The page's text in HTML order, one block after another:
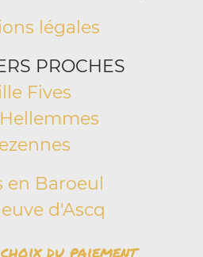
légales
PROCHES
Fives
en Baroeul
d'Ascq
du paiement